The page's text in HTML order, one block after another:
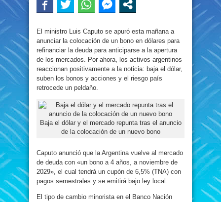
El ministro Luis Caputo se apuró esta mañana a
anunciar la colocación de un bono en dólares para
refinanciar la deuda para anticiparse a la apertura
de los mercados. Por ahora, los activos argentinos
reaccionan positivamente a la noticia: baja el dólar,
suben los bonos y acciones y el riesgo país
retrocede un peldaño.
Baja el dólar y el mercado repunta tras el anuncio
de la colocación de un nuevo bono
Caputo anunció que la Argentina vuelve al mercado
de deuda con «un bono a 4 años, a noviembre de
2029», el cual tendrá un cupón de 6,5% (TNA) con
pagos semestrales y se emitirá bajo ley local.
El tipo de cambio minorista en el Banco Nación